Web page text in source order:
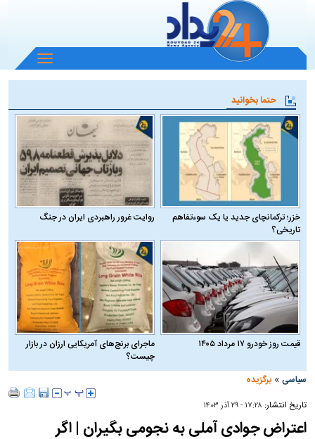
باز
و
منو
حتما بخوانید
خزر؛ ترکمانچای جدید یا یک سوءتفاهم
تاریخی؟
روایت غرور راهبردی ایران در جنگ
قیمت روز خودرو ۱۷ مرداد ۱۴۰۵
ماجرای برنج‌های آمریکایی ارزان در بازار
چیست؟
سیاسی »برگزیده
تاریخ انتشار: ۱۷:۲۸ - ۲۹ آذر ۱۴۰۳
اعتراض جوادی آملی به نجومی بگیران | اگر